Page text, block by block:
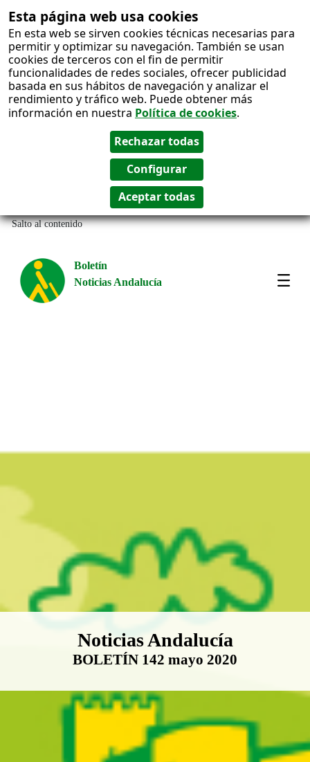
Esta página web usa cookies
En esta web se sirven cookies técnicas necesarias para
permitir y optimizar su navegación. También se usan
cookies de terceros con el fin de permitir
funcionalidades de redes sociales, ofrecer publicidad
basada en sus hábitos de navegación y analizar el
rendimiento y tráfico web. Puede obtener más
información en nuestra Política de cookies.
Salto al contenido
Boletín
Noticias Andalucía
Boletín Noticias Andalucía
Noticias Andalucía
BOLETÍN 142 mayo 2020